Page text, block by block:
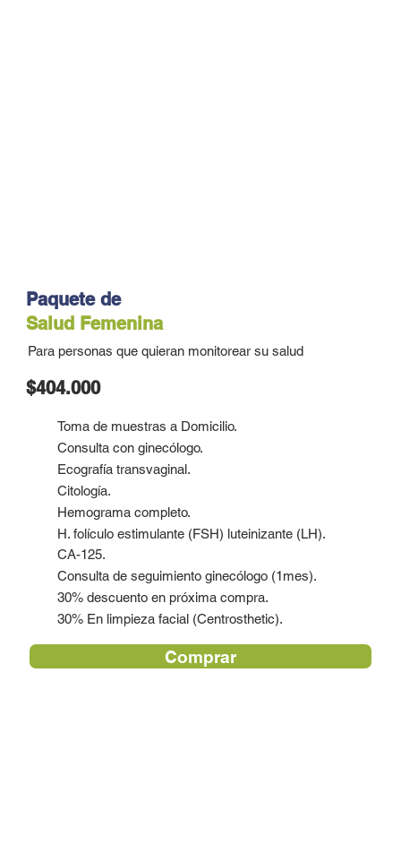
Paquete de
Salud Femenina
Para personas que quieran monitorear su salud
$404.000
Toma de muestras a Domicilio.
Consulta con ginecólogo.
Ecografía transvaginal.
Citología.
Hemograma completo.
H. folículo estimulante (FSH) luteinizante (LH).
CA-125.
Consulta de seguimiento ginecólogo (1mes).
30% descuento en próxima compra.
30% En limpieza facial (Centrosthetic).
Comprar